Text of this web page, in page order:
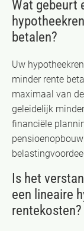
Wat gebeurt
betalen?
Uw
minder rente
maximaal van
geleidelijk
financiële
Is het
een lineaire
rentekosten?